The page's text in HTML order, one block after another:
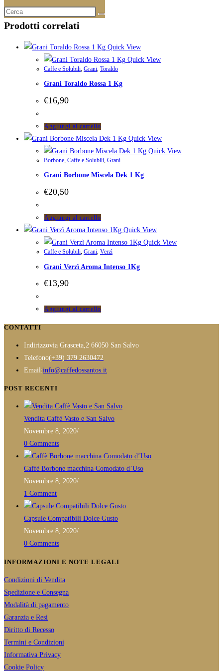
Prodotti correlati
Quick View
Quick View
Caffe e Solubili Grani Toraldo
Grani Toraldo Rossa 1 Kg
€16,90
Aggiungi al carrello
Quick View
Quick View
Borbone, Caffe e Solubili, Grani
Grani Borbone Miscela Dek 1 Kg
€20,50
Aggiungi al carrello
Quick View
Quick View
Caffe e Solubili, Grani, Verzì
Grani Verzì Aroma Intenso 1Kg
€13,90
Aggiungi al carrello
CONTATTI
Indirizzovia Grasceta,2 66050 San Salvo
Telefono(+39) 379 2630472
in
Email:info@caffedossantos.itOpens
application
POST RECENTI
Vendita Caffè Vasto e San Salvo
Novembre 8, 2020/
0 Comments
Caffè Borbone macchina Comodato d’Uso
Novembre 8, 2020/
1 Comment
Capsule Compatibili Dolce Gusto
Novembre 8, 2020/
0 Comments
INFORMAZIONI E NOTE LEGALI
Condizioni di Vendita
Spedizione e Consegna
Modalità di pagamento
Garanzia e Resi
Diritto di Recesso
Termini e Condizioni
Informativa Privacy
Cookie Policy